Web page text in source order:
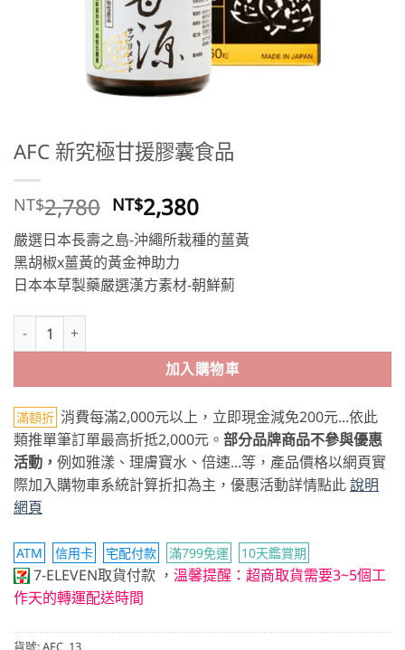
AFC 新究極甘援膠囊食品
NT$2,780 原
始
價
格：
NT$2,780。
NT$2,380目
前
價
格：
NT$2,380。
嚴選日本長壽之島-沖繩所栽種的薑黃
黑胡椒x薑黃的黃金神助力
日本本草製藥嚴選漢方素材-朝鮮薊
AFC 新究極甘援膠囊食品 數量
加入購物車
滿額折 消費每滿2,000元以上，立即現金減免200元...依此
類推單筆訂單最高折抵2,000元。 部分品牌商品不參與優惠
活動， 例如雅漾、理膚寶水、倍速...等，產品價格以網頁實
際加入購物車系統計算折扣為主，優惠活動詳情點此說明
網頁
ATM 信用卡 宅配付款 滿799免運 10天鑑賞期
7-ELEVEN取貨付款 ， 溫馨提醒：超商取貨需要3~5個工
作天的轉運配送時間
貨號:AFC_13